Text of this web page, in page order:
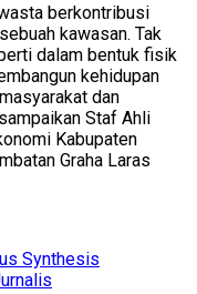
berkontribusi
kawasan. Tak
dalam bentuk fisik
kehidupan
dan
Staf Ahli
Kabupaten
Graha Laras